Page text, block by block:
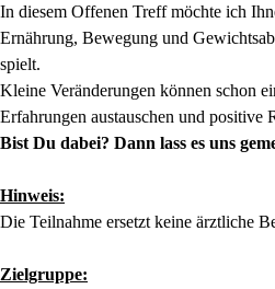
In diesem Offenen Treff möchte ich
Ernährung, Bewegung und
spielt.
Kleine Veränderungen können schon
Erfahrungen austauschen und positive
Bist Du dabei? Dann lass es uns
Hinweis:
Die Teilnahme ersetzt keine ärztliche
Zielgruppe: